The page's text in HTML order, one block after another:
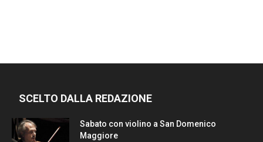
SCELTO DALLA REDAZIONE
Sabato con violino a San Domenico
Maggiore